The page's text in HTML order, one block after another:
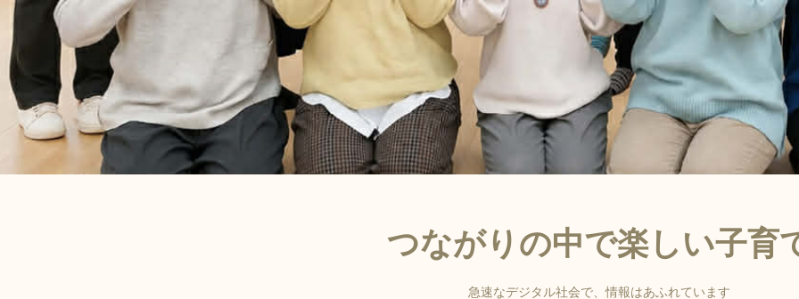
つながりの中で楽しい子育
急速なデジタル社会で、情報はあふれています